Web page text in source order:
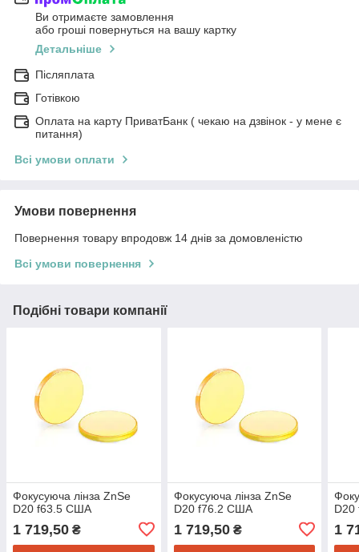
Ви отримаєте замовлення
або гроші повернуться на вашу картку
Детальніше
Післяплата
Готівкою
Оплата на карту ПриватБанк ( чекаю на дзвінок - у мене є
питання)
Всі умови оплати
Умови повернення
Повернення товару впродовж 14 днів за домовленістю
Всі умови повернення
Подібні товари компанії
Фокусуюча лінза ZnSe
D20 f63.5 США
1 719,50 ₴
Фокусуюча лінза ZnSe
D20 f76.2 США
1 719,50₴ 1